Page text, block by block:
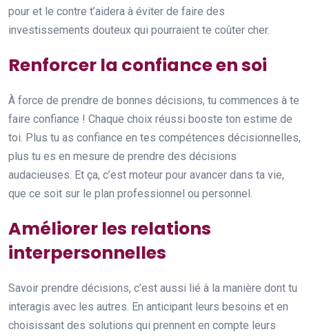
pour et le contre t’aidera à éviter de faire des
investissements douteux qui pourraient te coûter cher.
Renforcer la confiance en soi
À force de prendre de bonnes décisions, tu commences à te
faire confiance ! Chaque choix réussi booste ton estime de
toi. Plus tu as confiance en tes compétences décisionnelles,
plus tu es en mesure de prendre des décisions
audacieuses. Et ça, c’est moteur pour avancer dans ta vie,
que ce soit sur le plan professionnel ou personnel.
Améliorer les relations
interpersonnelles
Savoir prendre décisions, c’est aussi lié à la manière dont tu
interagis avec les autres. En anticipant leurs besoins et en
choisissant des solutions qui prennent en compte leurs